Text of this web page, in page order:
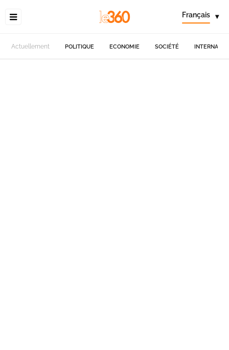
Français ▾
Actuellement POLITIQUE ECONOMIE SOCIÉTÉ